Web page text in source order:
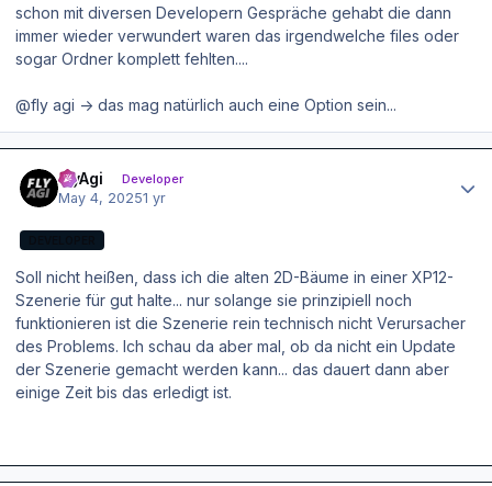
schon mit diversen Developern Gespräche gehabt die dann
immer wieder verwundert waren das irgendwelche files oder
sogar Ordner komplett fehlten....
@fly agi -> das mag natürlich auch eine Option sein...
FlyAgi Developer
May 4, 20251 yr
Soll nicht heißen, dass ich die alten 2D-Bäume in einer XP12-
Szenerie für gut halte... nur solange sie prinzipiell noch
funktionieren ist die Szenerie rein technisch nicht Verursacher
des Problems. Ich schau da aber mal, ob da nicht ein Update
der Szenerie gemacht werden kann... das dauert dann aber
einige Zeit bis das erledigt ist.